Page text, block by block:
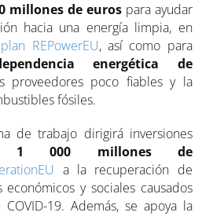
millones de eurospara ayudar
hacia una energía limpia, en
plan REPowerEU, así como para
energética de
proveedores poco fiables y la
fósiles.
de trabajo dirigirá inversiones
1 000 millones de
a la recuperación de
y sociales causados
19. Además, se apoya la